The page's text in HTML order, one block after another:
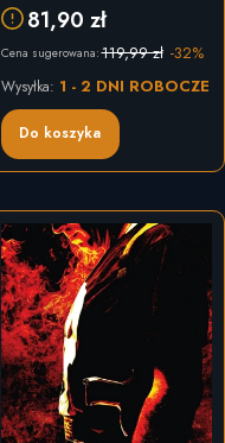
81,90 zł
Cena sugerowana:119,99 zł -32%
Do koszyka
Wysyłka: 1 - 2 DNI ROBOCZE